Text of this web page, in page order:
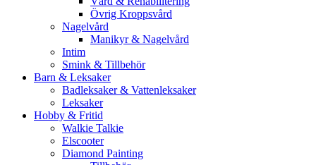
Övrig Kroppsvård
Nagelvård
Manikyr & Nagelvård
Intim
Smink & Tillbehör
Barn & Leksaker
Badleksaker & Vattenleksaker
Leksaker
Hobby & Fritid
Walkie Talkie
Elscooter
Diamond Painting